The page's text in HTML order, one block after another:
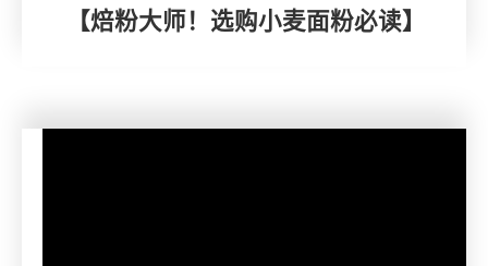
【焙粉大师！选购小麦面粉必读】